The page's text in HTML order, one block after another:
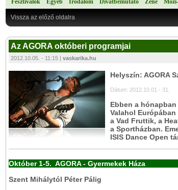
Fesztiválok Egyéb Irodalom Divatbemutató Zene
Vissza az előző oldalra
Az AGORA októberi programjai
2012.10.05. - 11:15 | vaskarika.hu
Helyszín: AGORA
Dátum: 2012.10.01 - 31.
Ebben a
Valahol
a Vad Fruttik, a
a Sportházban.
ISIS Dance Open
Október 1-5. AGORA - Gyermekek Háza
Szent Mihálytól Péter Pálig